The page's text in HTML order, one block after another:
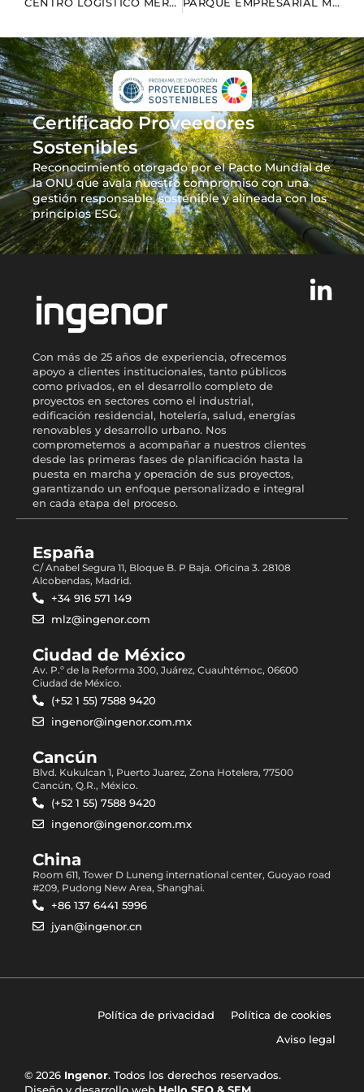
Certificado Proveedores
Sostenibles
Reconocimiento otorgado por el Pacto Mundial de
la ONU que avala nuestro compromiso con una
gestión responsable, sostenible y alineada con los
principios ESG.
Con más de 25 años de experiencia, ofrecemos
apoyo a clientes institucionales, tanto públicos
como privados, en el desarrollo completo de
proyectos en sectores como el industrial,
edificación residencial, hotelería, salud, energías
renovables y desarrollo urbano. Nos
comprometemos a acompañar a nuestros clientes
desde las primeras fases de planificación hasta la
puesta en marcha y operación de sus proyectos,
garantizando un enfoque personalizado e integral
en cada etapa del proceso.
España
C/ Anabel Segura 11, Bloque B. P Baja. Oficina 3. 28108
Alcobendas, Madrid.
+34 916 571 149
mlz@ingenor.com
Ciudad de México
Av. P.º de la Reforma 300, Juárez, Cuauhtémoc, 06600
Ciudad de México.
(+52 1 55) 7588 9420
ingenor@ingenor.com.mx
Cancún
Blvd. Kukulcan 1, Puerto Juarez, Zona Hotelera, 77500
Cancún, Q.R., México.
(+52 1 55) 7588 9420
ingenor@ingenor.com.mx
China
Room 611, Tower D Luneng international center, Guoyao road
#209, Pudong New Area, Shanghai.
+86 137 6441 5996
jyan@ingenor.cn
© 2026 Ingenor. Todos los derechos reservados.
Diseño y desarrollo web Hello SEO & SEM
Política de privacidad
Política de cookies
Aviso legal